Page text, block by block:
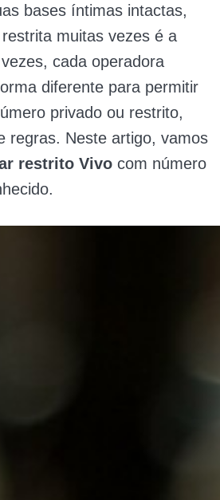
bases íntimas intactas,
muitas vezes é a
cada operadora
diferente para permitir
privado ou restrito,
regras. Neste artigo, vamos
restrito Vivo com número